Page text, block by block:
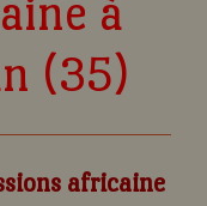
à
(35)
africaine